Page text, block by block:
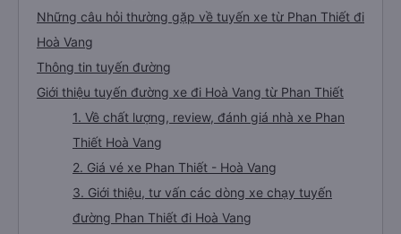
Những câu hỏi thường gặp về tuyến xe từ Phan Thiết đi
Hoà Vang
Thông tin tuyến đường
Giới thiệu tuyến đường xe đi Hoà Vang từ Phan Thiết
1. Về chất lượng, review, đánh giá nhà xe Phan
Thiết Hoà Vang
2. Giá vé xe Phan Thiết - Hoà Vang
3. Giới thiệu, tư vấn các dòng xe chạy tuyến
đường Phan Thiết đi Hoà Vang